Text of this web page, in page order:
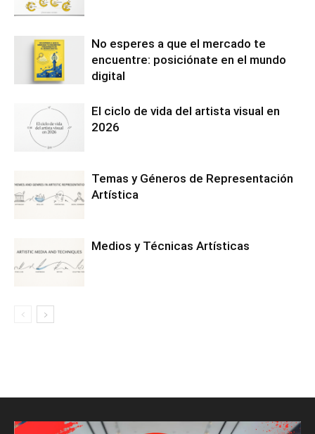
No esperes a que el mercado te
encuentre: posiciónate en el mundo
digital
El ciclo de vida del artista visual en
2026
Temas y Géneros de Representación
Artística
Medios y Técnicas Artísticas